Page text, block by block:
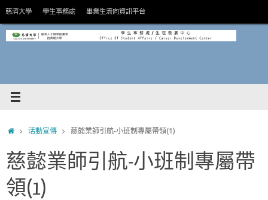
Skip
content
慈濟大學 學生事務處 畢業生流向資訊平台
HOME活動宣傳 慈懿業師引航-小班制專屬帶領(1)
慈懿業師引航-小班制專屬帶
領(1)